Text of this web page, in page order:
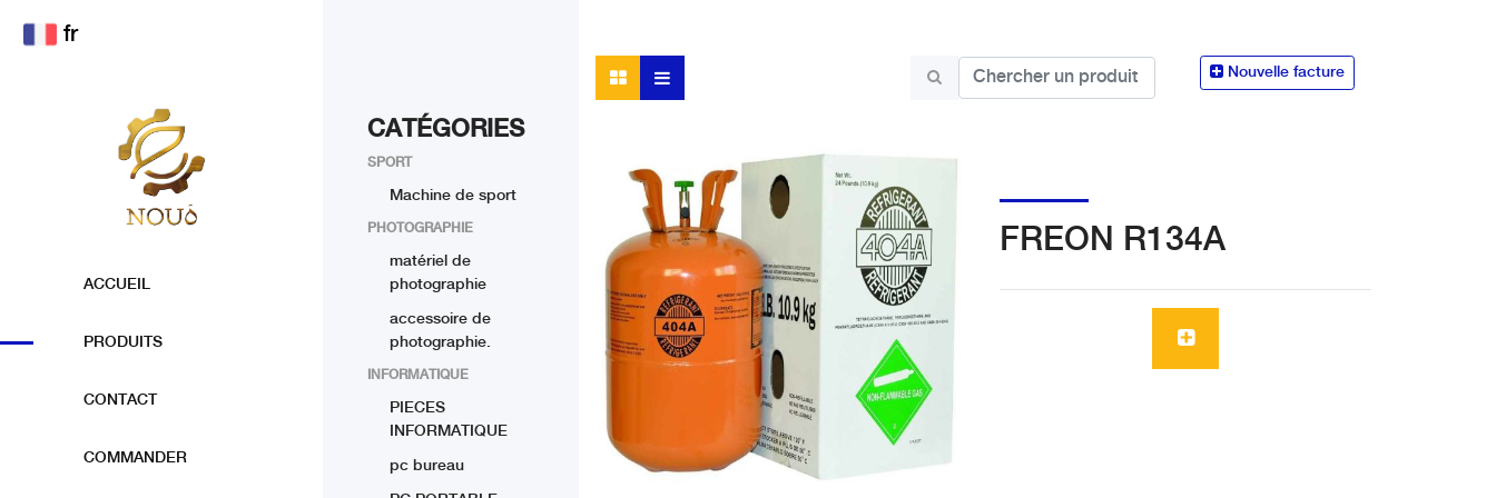
fr
ACCUEIL
PRODUITS
CONTACT
COMMANDER
CATÉGORIES
SPORT
Machine de sport
PHOTOGRAPHIE
matériel de
photographie
accessoire de
photographie.
INFORMATIQUE
PIECES
INFORMATIQUE
pc bureau
Nouvelle facture
FREON R134A